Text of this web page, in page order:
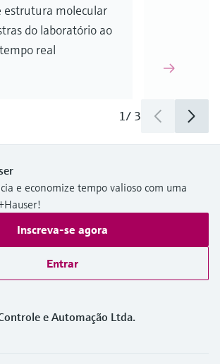
estrutura molecular
do laboratório ao
real
1/ 3
e economize tempo valioso com uma
Inscreva-se agora
Entrar
e Automação Ltda.